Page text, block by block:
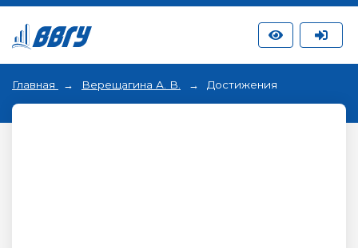
Главная Верещагина А. В. Достижения